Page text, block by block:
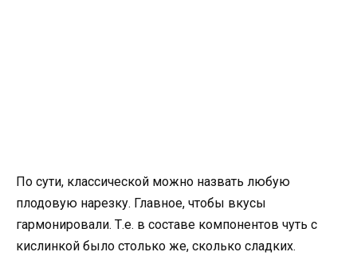
По сути, классической можно назвать любую
плодовую нарезку. Главное, чтобы вкусы
гармонировали. Т.е. в составе компонентов чуть с
кислинкой было столько же, сколько сладких.